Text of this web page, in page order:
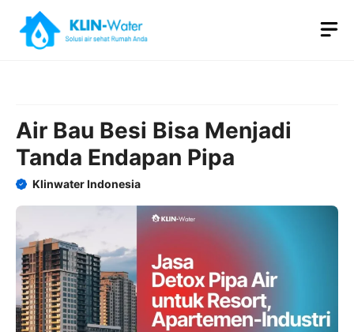
content
Air Bau Besi Bisa Menjadi
Tanda Endapan Pipa
Klinwater Indonesia